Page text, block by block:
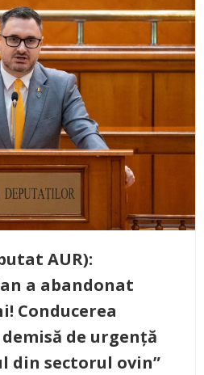
AUR):
a abandonat
Conducerea
de urgență
din sectorul ovin”